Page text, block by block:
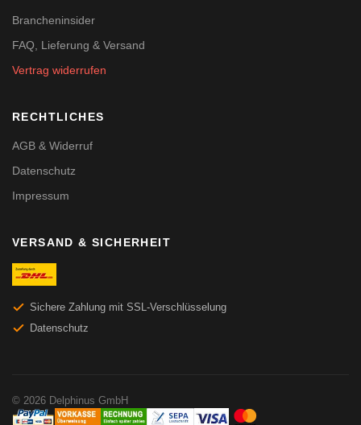
Brancheninsider
FAQ, Lieferung & Versand
Vertrag widerrufen
RECHTLICHES
AGB & Widerruf
Datenschutz
Impressum
VERSAND & SICHERHEIT
Sichere Zahlung mit SSL-Verschlüsselung
Datenschutz
© 2026 Delphinus GmbH